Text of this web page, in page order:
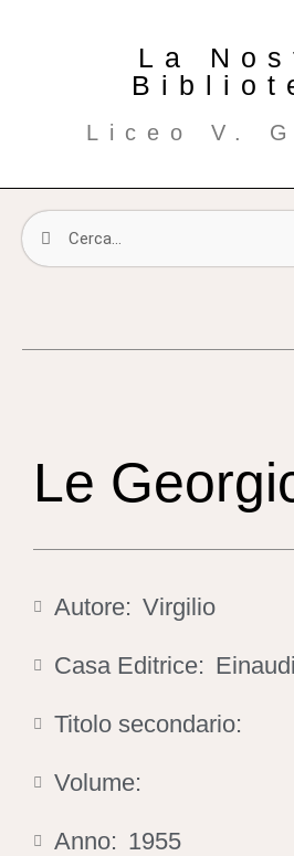
La
Liceo V.
Le
Autore: Virgilio
Casa Editrice: Einaudi
Titolo secondario:
Volume:
Anno: 1955